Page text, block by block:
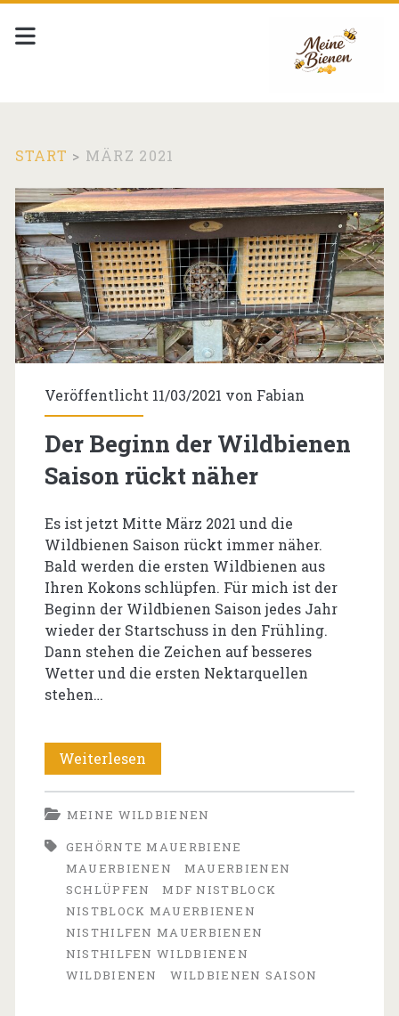
START > MÄRZ 2021
Monat:
<span>März
2021</span>
Veröffentlicht 11/03/2021 von Fabian
Der Beginn der Wildbienen
Saison rückt näher
Es ist jetzt Mitte März 2021 und die
Wildbienen Saison rückt immer näher.
Bald werden die ersten Wildbienen aus
Ihren Kokons schlüpfen. Für mich ist der
Beginn der Wildbienen Saison jedes Jahr
wieder der Startschuss in den Frühling.
Dann stehen die Zeichen auf besseres
Wetter und die ersten Nektarquellen
stehen…
Weiterlesen
Beginn
der
Wildbienen
Saison
rückt
näher
MEINE WILDBIENEN
GEHÖRNTE MAUERBIENE
MAUERBIENEN
MAUERBIENEN
SCHLÜPFEN
MDF NISTBLOCK
NISTBLOCK MAUERBIENEN
NISTHILFEN MAUERBIENEN
NISTHILFEN WILDBIENEN
WILDBIENEN
WILDBIENEN SAISON